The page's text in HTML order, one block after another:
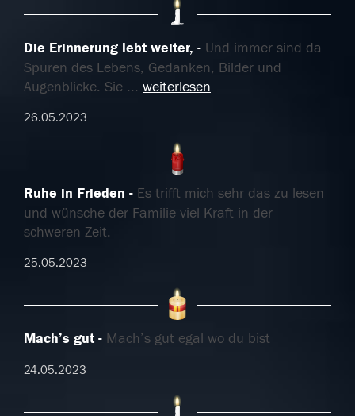
Die Erinnerung lebt weiter,
Und immer sind da
Spuren des Lebens, Gedanken, Bilder und
Augenblicke. Sie ... weiterlesen
26.05.2023
Ruhe in Frieden
Es trifft mich sehr das zu lesen
und wünsche der Familie viel Kraft in der
schweren Zeit.
25.05.2023
Mach’s gut Mach’s gut egal wo du bist
24.05.2023